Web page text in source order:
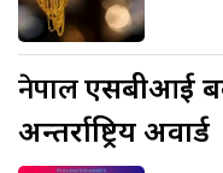
नेपालएसबीआई
अन्तर्राष्ट्रिय अवार्ड